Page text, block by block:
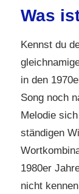
Was
Kennst du
in den
Song noch
Melodie
ständigen
1980er
nicht